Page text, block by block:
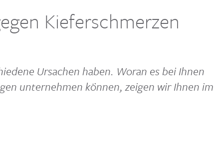
Kieferschmerzen
Ursa­chen haben. Woran es bei Ihnen
unter­nehmen können, zeigen wir Ihnen im